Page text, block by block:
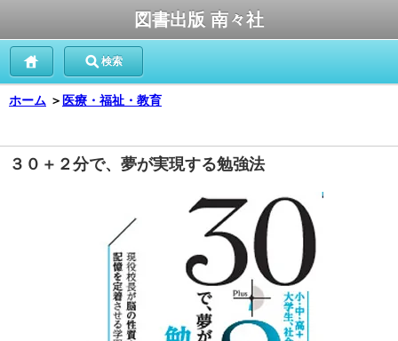
図書出版 南々社
検索
ホーム ＞ 医療・福祉・教育
３０＋２分で、夢が実現する勉強法